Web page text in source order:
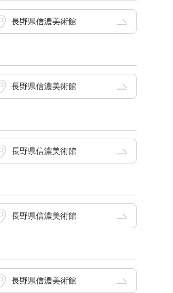
長野県信濃美術館
長野県信濃美術館
長野県信濃美術館
長野県信濃美術館
長野県信濃美術館